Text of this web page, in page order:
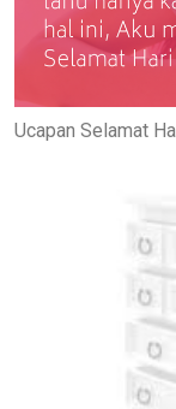
Ucapan Selamat